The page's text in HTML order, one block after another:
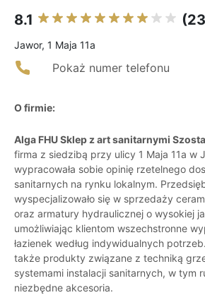
8.1
Jawor, 1 Maja 11a
Pokaż numer telefonu
O firmie:
Alga FHU Sklep z art sanitarnymi
firma z siedzibą przy ulicy 1 Maja 11a w
wypracowała sobie opinię rzetelnego
sanitarnych na rynku lokalnym.
wyspecjalizowało się w sprzedaży
oraz armatury hydraulicznej o wysokiej
umożliwiając klientom wszechstronne
łazienek według indywidualnych
także produkty związane z techniką
systemami instalacji sanitarnych, w tym
niezbędne akcesoria.